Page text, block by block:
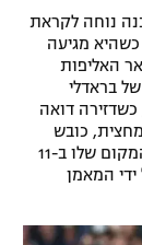
נוחה לקראת
כשהיא מגיעה
האליפות
בראדלי
שהבקיע צמד תוך שלוש דקות (16 ו-19), כשדזירה דואה
כובש
הצמד הוסיף גם בישול לאשרף חכימי, והוכיח שהמקום שלו ב-11
המאמן